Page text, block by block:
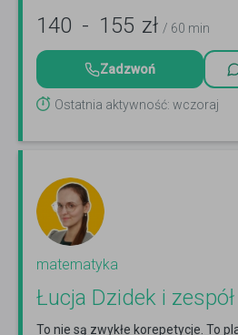
140 - 155 zł / 60 min
Zadzwoń
Ostatnia aktywność: wczoraj
matematyka
Łucja Dzidek i zespół
To nie są zwykłe korepetycje. To